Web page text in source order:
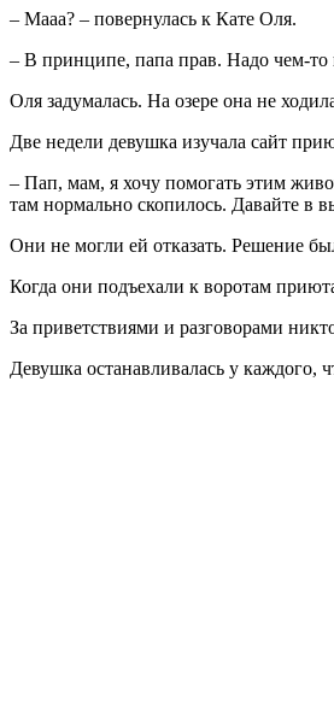
– Мааа? – повернулась к Кате Оля.
– В принципе, папа прав. Надо чем-то
Оля задумалась. На озере она не
Две недели девушка изучала сайт
– Пап, мам, я хочу помогать этим
там нормально скопилось. Давайте в
Они не могли ей отказать. Решение
Когда они подъехали к воротам
За приветствиями и разговорами
Девушка останавливалась у